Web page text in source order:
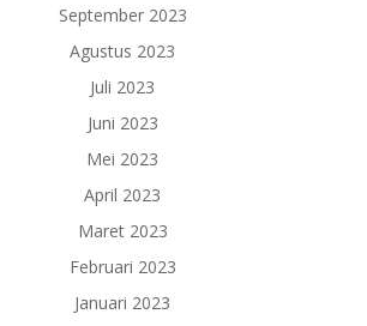
September 2023
Agustus 2023
Juli 2023
Juni 2023
Mei 2023
April 2023
Maret 2023
Februari 2023
Januari 2023